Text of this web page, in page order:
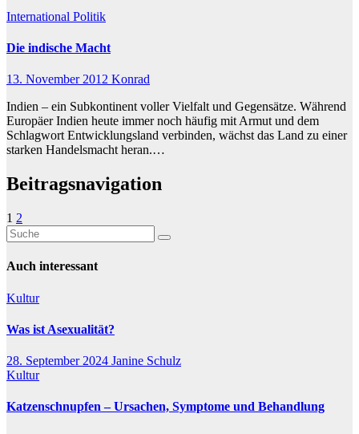
International Politik
Die indische Macht
13. November 2012 Konrad
Indien – ein Subkontinent voller Vielfalt und Gegensätze. Während
Europäer Indien heute immer noch häufig mit Armut und dem
Schlagwort Entwicklungsland verbinden, wächst das Land zu einer
starken Handelsmacht heran.…
Beitragsnavigation
1 2
Auch interessant
Kultur
Was ist Asexualität?
28. September 2024 Janine Schulz
Kultur
Katzenschnupfen – Ursachen, Symptome und Behandlung